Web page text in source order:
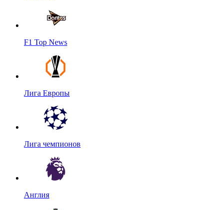
F1 Top News
Лига Европы
Лига чемпионов
Англия